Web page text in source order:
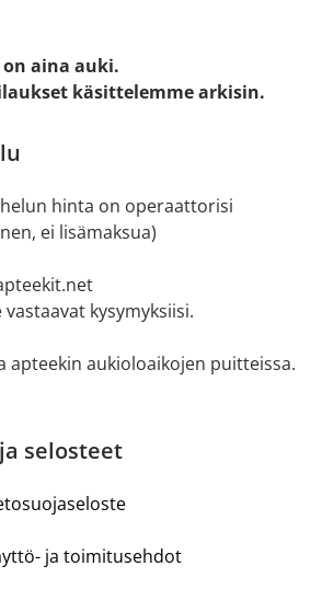
aina auki.
käsittelemme arkisin.
hinta on operaattorisi
ei lisämaksua)
kysymyksiisi.
apteekin aukioloaikojen puitteissa.
selosteet
ja toimitusehdot